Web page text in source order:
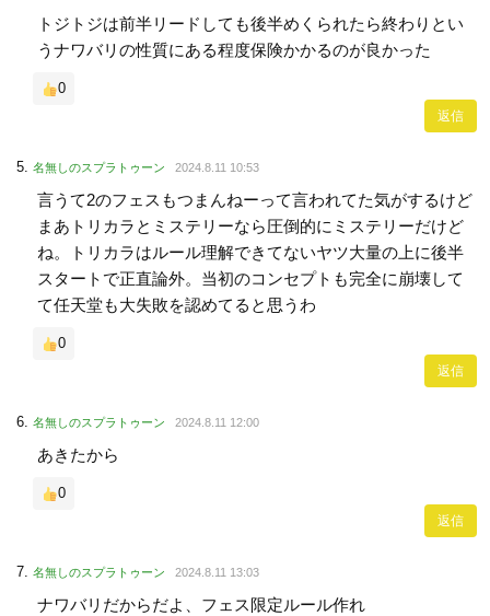
トジトジは前半リードしても後半めくられたら終わりとい
うナワバリの性質にある程度保険かかるのが良かった
0
返信
名無しのスプラトゥーン 2024.8.11 10:53
言うて2のフェスもつまんねーって言われてた気がするけど
まあトリカラとミステリーなら圧倒的にミステリーだけど
ね。トリカラはルール理解できてないヤツ大量の上に後半
スタートで正直論外。当初のコンセプトも完全に崩壊して
て任天堂も大失敗を認めてると思うわ
0
返信
名無しのスプラトゥーン 2024.8.11 12:00
あきたから
0
返信
名無しのスプラトゥーン 2024.8.11 13:03
ナワバリだからだよ、フェス限定ルール作れ